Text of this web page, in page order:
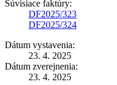
Súvisiace faktúry:
DF2025/323
DF2025/324
Dátum vystavenia:
23. 4. 2025
Dátum zverejnenia:
23. 4. 2025